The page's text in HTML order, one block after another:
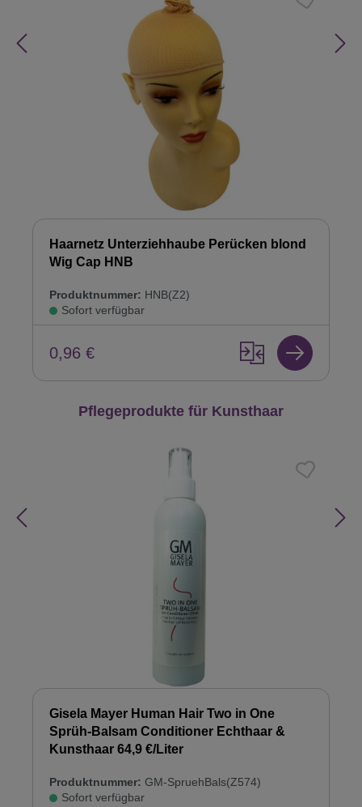
Haarnetz Unterziehhaube Perücken blond
Wig Cap HNB
Produktnummer: HNB(Z2)
Sofort verfügbar
0,96 €
Produktgalerie überspringen
Pflegeprodukte für Kunsthaar
Gisela Mayer Human Hair Two in One
Sprüh-Balsam Conditioner Echthaar &
Kunsthaar 64,9 €/Liter
Produktnummer: GM-SpruehBals(Z574)
Sofort verfügbar